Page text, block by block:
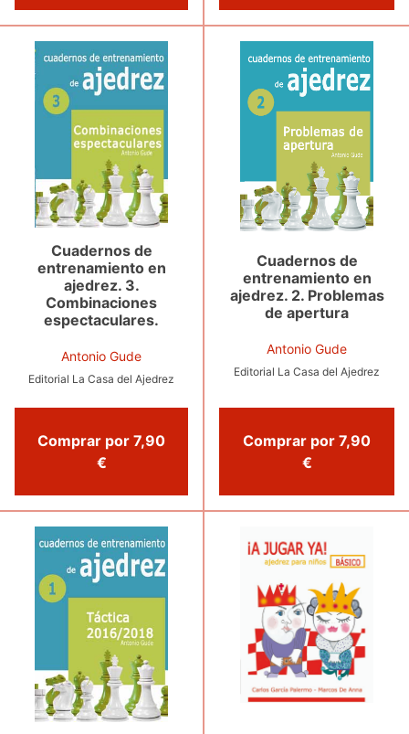
Cuadernos de
entrenamiento en
ajedrez. 3.
Combinaciones
espectaculares.
Antonio Gude
Editorial La Casa del Ajedrez
Comprar por 7,90
€
Cuadernos de
entrenamiento en
ajedrez. 2. Problemas
de apertura
Antonio Gude
Editorial La Casa del Ajedrez
Comprar por 7,90
€